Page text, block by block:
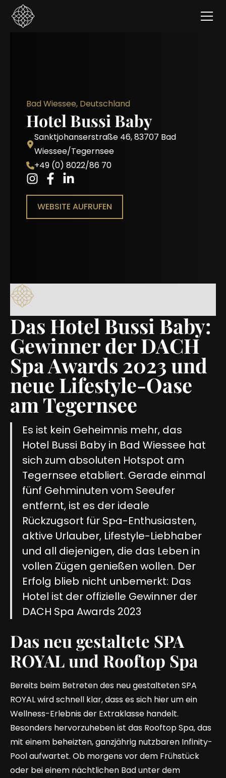
Bad Wiessee, Deutschland
Hotel Bussi Baby
Sanktjohanserstraße 46, 83707 Bad
Wiessee/Tegernsee​
+49 (0) 8022/86 70
WEBSITE AUFRUFEN
Das Hotel Bussi Baby:
Gewinner der DACH
Spa Awards 2023 und
neue Lifestyle-Oase
am Tegernsee
Es ist kein Geheimnis mehr, das
Hotel Bussi Baby in Bad Wiessee hat
sich zum absoluten Hotspot am
Tegernsee etabliert. Gerade einmal
fünf Gehminuten vom Seeufer
entfernt, ist es der ideale
Rückzugsort für Spa-Enthusiasten,
aktive Urlauber, Lifestyle-Liebhaber
und all diejenigen, die das Leben in
vollen Zügen genießen wollen. Der
Erfolg blieb nicht unbemerkt: Das
Hotel ist der offizielle Gewinner der
DACH Spa Awards 2023
Das neu gestaltete SPA
ROYAL und Rooftop Spa
Bereits beim Betreten des neu gestalteten SPA
ROYAL wird schnell klar, dass es sich hier um ein
Wellness-Erlebnis der Extraklasse handelt.
Besonders hervorzuheben ist das Rooftop Spa, das
mit einem beheizten, ganzjährig nutzbaren Infinity-
Pool aufwartet. Ob morgens vor dem Frühstück
oder bei einem nächtlichen Bad unter dem